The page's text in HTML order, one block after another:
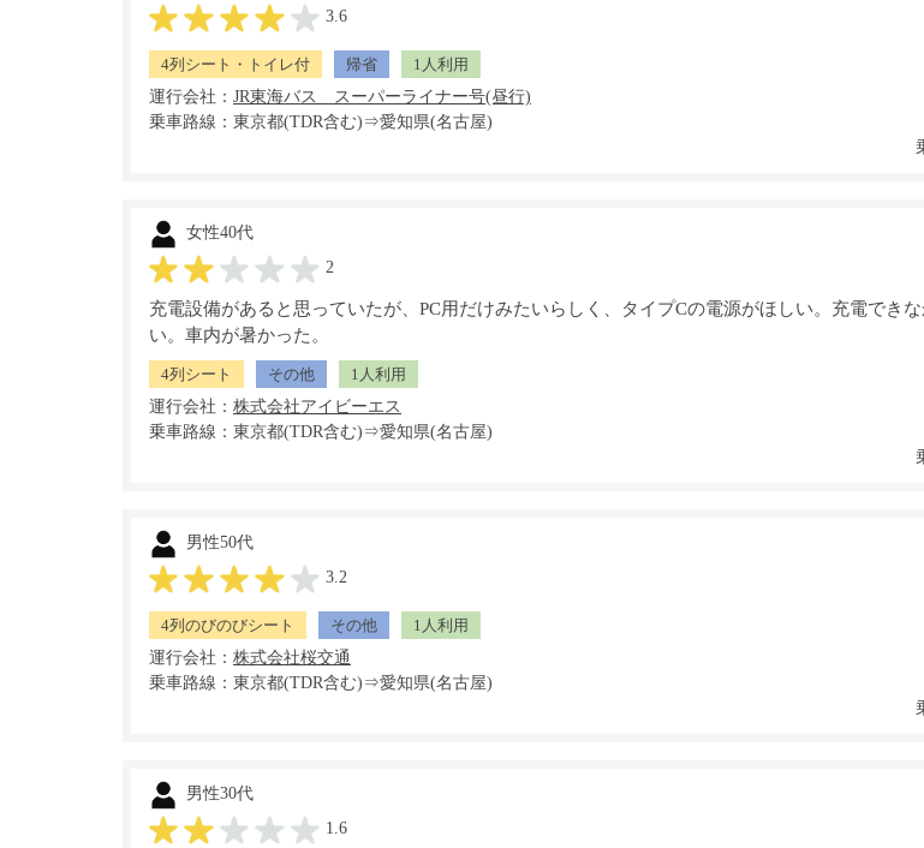
3.6
4列シート・トイレ付 帰省
1人利用
運行会社：
乗車路線：東京都(TDR含む)⇒愛知県(名古屋)
女性40代
2
充電設備があると思っていたが、PC用だけみたいらしく、タイプCの電源がほしい。充電でき
い。車内が暑かった。
4列シート その他
1人利用
運行会社：
乗車路線：東京都(TDR含む)⇒愛知県(名古屋)
男性50代
3.2
4列のびのびシート その他
1人利用
運行会社：
乗車路線：東京都(TDR含む)⇒愛知県(名古屋)
男性30代
1.6